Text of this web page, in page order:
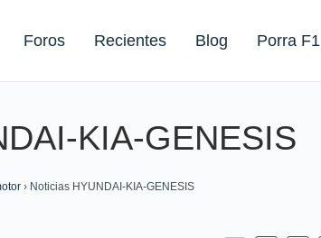
Foros Recientes Blog Porra F1
KIA-GENESIS
› Noticias HYUNDAI-KIA-GENESIS